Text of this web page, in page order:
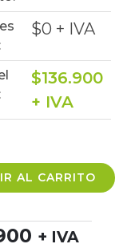
$0 + IVA
$136.900
+ IVA
AL CARRITO
+ IVA